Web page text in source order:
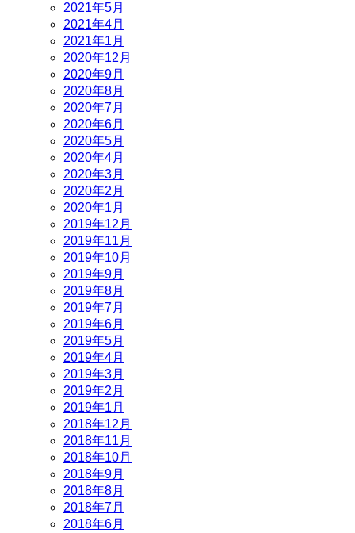
2021年5月
2021年4月
2021年1月
2020年12月
2020年9月
2020年8月
2020年7月
2020年6月
2020年5月
2020年4月
2020年3月
2020年2月
2020年1月
2019年12月
2019年11月
2019年10月
2019年9月
2019年8月
2019年7月
2019年6月
2019年5月
2019年4月
2019年3月
2019年2月
2019年1月
2018年12月
2018年11月
2018年10月
2018年9月
2018年8月
2018年7月
2018年6月